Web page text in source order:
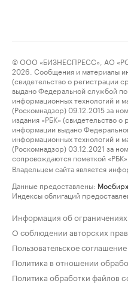
© ООО «БИЗНЕСПРЕСС», АО
2026. Сообщения и материалы
(свидетельство о регистрации
выдано Федеральной службой
информационных технологий и
(Роскомнадзор) 09.12.2015 за
издания «РБК» (свидетельство
информации выдано
информационных технологий и
(Роскомнадзор) 03.12.2021 за
сопровождаются пометкой «РБК».
Владельцем сайта является
Данные предоставлены:
Индексы облигаций
Информация об ограничениях
О соблюдении авторских прав
Пользовательское соглашение
Политика в отношении
Политика обработки файлов